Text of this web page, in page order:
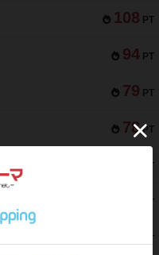
108 PT
94 PT
79 PT
78 PT
PT
PT
PT